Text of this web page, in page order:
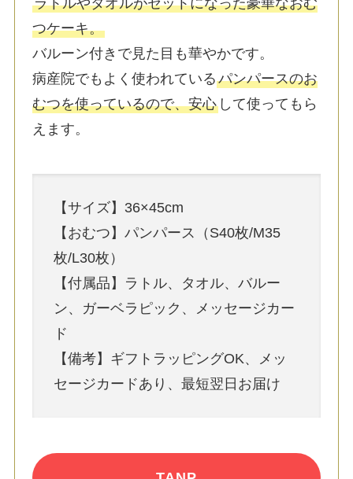
つケーキ。
バルーン付きで見た目も華やかです。
病産院でもよく使われているパンパースのお
むつを使っているので、安心 して使ってもら
えます。
【サイズ】36×45cm
【おむつ】パンパース（S40枚/M35
枚/L30枚）
【付属品】ラトル、タオル、バルー
ン、ガーベラピック、メッセージカー
ド
【備考】ギフトラッピングOK、メッ
セージカードあり、最短翌日お届け